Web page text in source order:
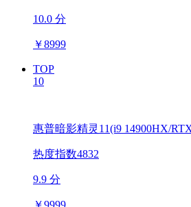
10.0 分
￥8999
TOP
10
惠普暗影精灵11(i9 14900HX/
热度指数4832
9.9 分
￥9999